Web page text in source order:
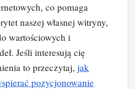
co pomaga
naszej własnej witryny,
wartościowych i
Jeśli interesują cię
to przeczytaj, jak
pozycjonowanie